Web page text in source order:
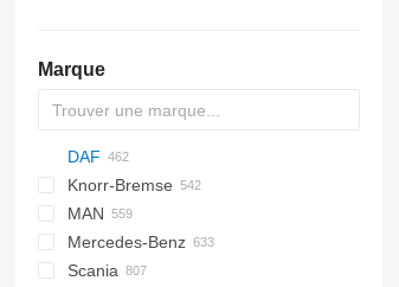
Marque
DAF
CF
CF 65
CF 75
CF 85
LF
LF 45
LF 45 180
LF 55
XF
XF 95
XG
Cargo
F-MAX
EuroCargo
EuroStar
Eurotech
Eurotrakker
Knorr-Bremse
MAN
F90
L2000
Mercedes-Benz
A-Class
D-series
Scania